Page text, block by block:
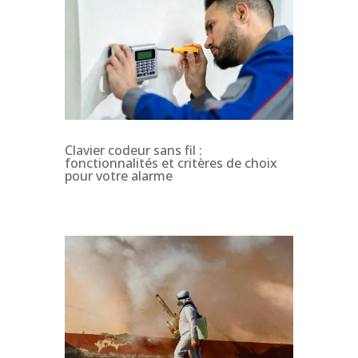
Clavier codeur sans fil :
fonctionnalités et critères de choix
pour votre alarme